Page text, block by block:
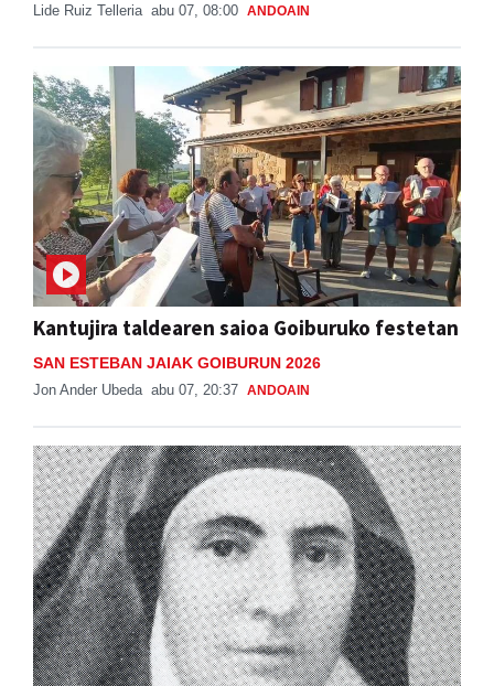
Lide Ruiz Telleria abu 07, 08:00 ANDOAIN
Kantujira taldearen saioa Goiburuko festetan
SAN ESTEBAN JAIAK GOIBURUN 2026
Jon Ander Ubeda abu 07, 20:37 ANDOAIN